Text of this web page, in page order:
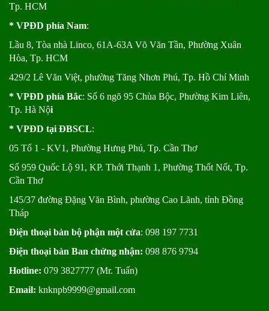
Tp. HCM
* VPĐD phía Nam:
Lầu 8, Tòa nhà Linco, 61A-63A Võ Văn Tần, Phường Xuân
Hòa, Tp. HCM
429/2 Lê Văn Việt, phường Tăng Nhơn Phú, Tp. Hồ Chí Minh
* VPĐD phía Bắc: Số 6 ngõ 95 Chùa Bộc, Phường Kim Liên,
Tp. Hà Nội
* VPĐD tại ĐBSCL:
05 Tổ 1 - KV1, Phường Hưng Phú, Tp. Cần Thơ
Số 959 Quốc Lộ 91, KP. Thới Thạnh 1, Phường Thốt Nốt, Tp.
Cần Thơ
145/37 đường Đặng Văn Bình, phường Cao Lãnh, tỉnh Đồng
Tháp
Điện thoại bàn bộ phận một cửa: 098 197 7731
Điện thoại bàn Ban chứng nhận: 098 876 9794
Hotline: 079 3827777 (Mr. Tuấn)
Email: knknpb9999@gmail.com